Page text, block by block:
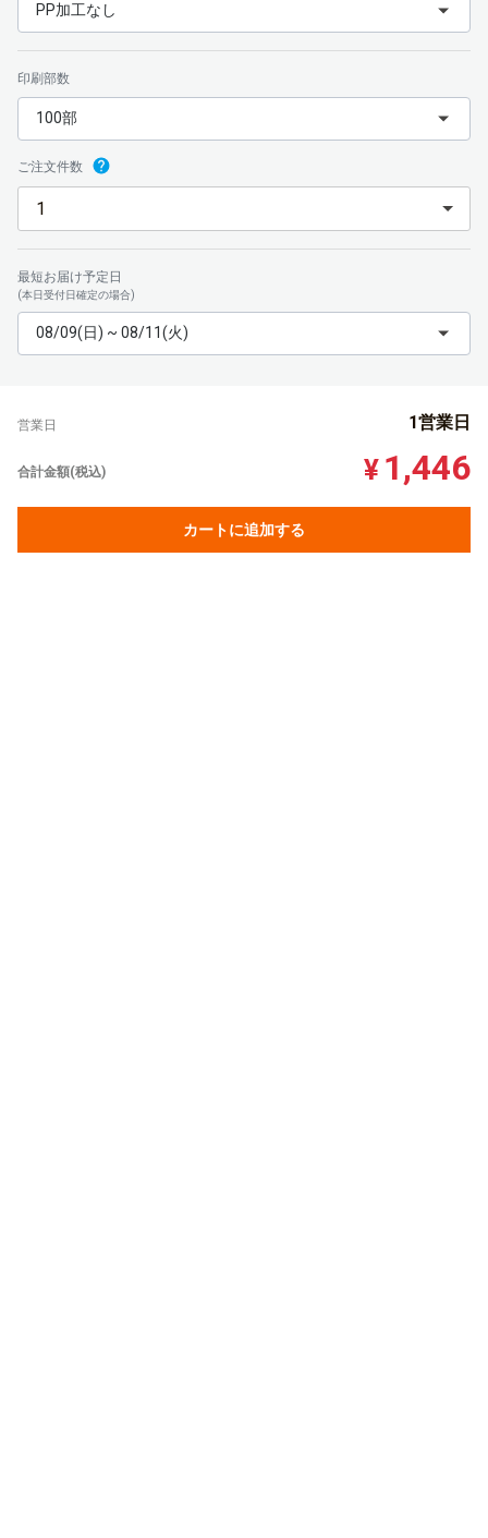
PP加工なし
印刷部数
100部
ご注文件数
最短お届け予定日
(本日受付日確定の場合)
08/09(日) ~ 08/11(火)
営業日 1営業日
合計金額(税込) ¥ 1,446
カートに追加する